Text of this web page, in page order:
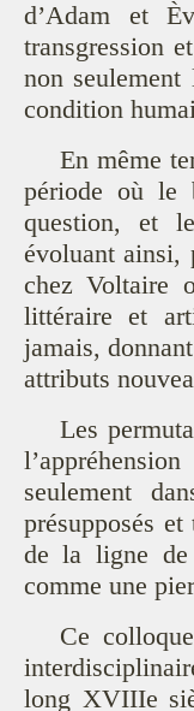
d’Adam et
transgression
non seulement
condition
En même
période où le
question, et
évoluant ainsi,
chez Voltaire
littéraire et
jamais,
attributs
Les
seulement
présupposés
de la ligne de
comme une
Ce
long XVIIIe